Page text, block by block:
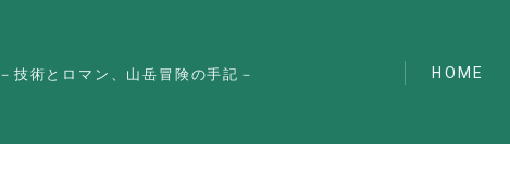
－技術とロマン、山岳冒険の手記－ HOME